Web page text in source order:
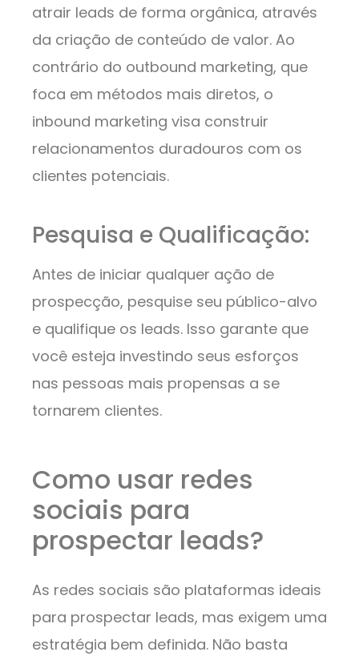
atrair leads de forma orgânica, através
da criação de conteúdo de valor. Ao
contrário do outbound marketing, que
foca em métodos mais diretos, o
inbound marketing visa construir
relacionamentos duradouros com os
clientes potenciais.
Pesquisa e Qualificação:
Antes de iniciar qualquer ação de
prospecção, pesquise seu público-alvo
e qualifique os leads. Isso garante que
você esteja investindo seus esforços
nas pessoas mais propensas a se
tornarem clientes.
Como usar redes
sociais para
prospectar leads?
As redes sociais são plataformas ideais
para prospectar leads, mas exigem uma
estratégia bem definida. Não basta